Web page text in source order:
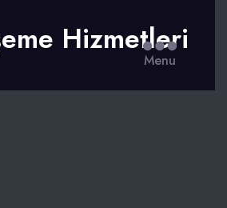
Hizmetleri
Menu